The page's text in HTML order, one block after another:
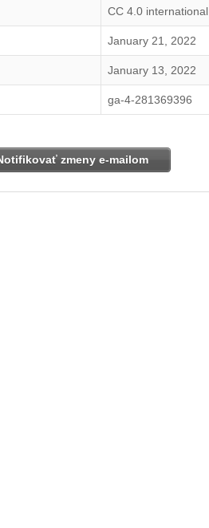
CC 4.0 international
January 21, 2022
January 13, 2022
ga-4-281369396
Twitter
na E-mailzmeny e-mailom